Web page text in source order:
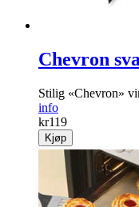
Chevron
Stilig «Chevron»
info
kr119
Kjøp